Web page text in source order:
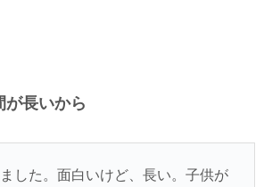
長いから
した。面白いけど、長い。子供が